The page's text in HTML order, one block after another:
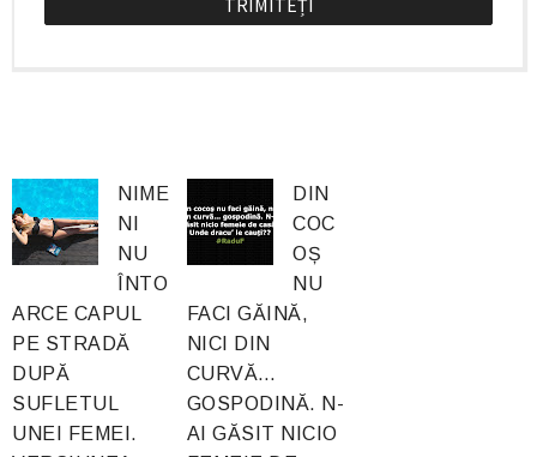
NIME
NI
NU
ÎNTO
ARCE CAPUL
PE STRADĂ
DUPĂ
SUFLETUL
UNEI FEMEI.
DIN
COC
OȘ
NU
FACI GĂINĂ,
NICI DIN
CURVĂ…
GOSPODINĂ. N-
AI GĂSIT NICIO